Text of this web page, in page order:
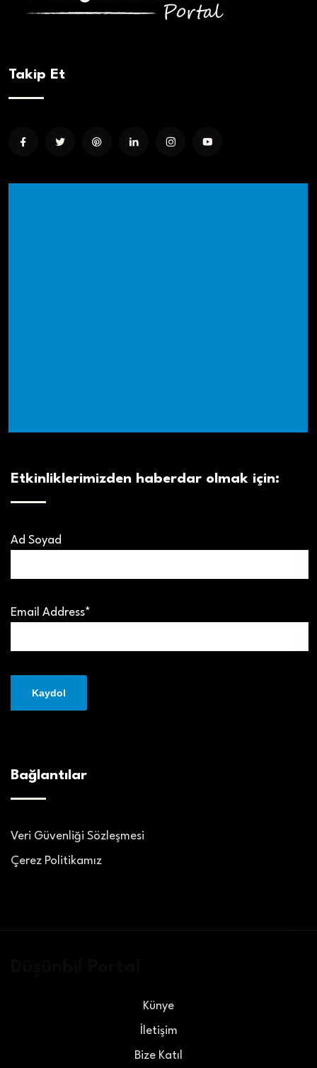
Takip Et
Etkinliklerimizden haberdar olmak için:
Ad Soyad
Email Address*
Bağlantılar
Veri Güvenliği Sözleşmesi
Çerez Politikamız
Künye
İletişim
Bize Katıl